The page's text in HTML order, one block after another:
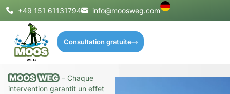
+49 151 61131794 info@moosweg.com
Consultation gratuite
– Chaque
intervention garantit un effet